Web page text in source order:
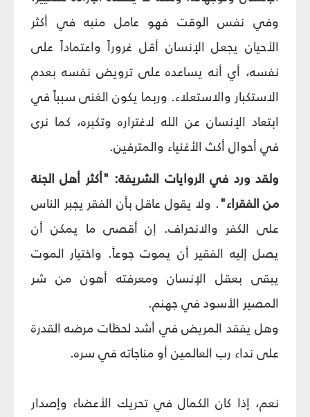
وفي نفس الوقت فهو عامل منبه في أكثر
الأحيان يجعل الإنسان أقل غروراً واعتماداً على
نفسه، أي أنه يساعده على ترويض نفسه بعدم
الاستكبار والاستعلاء. وربما يكون الغنى سبباً في
ابتعاد الإنسان عن الله لاغتراره وتكبره، كما نرى
في أحوال أكث الأغنياء والمترفين.
ولقد ورد في الروايات الشريفة: "أكثر أهل الجنة
من الفقراء". ولا يقول عاقل بأن الفقر يجبر الناس
على الكفر والانحراف. إن أقصى ما يمكن أن
يصل إليه الفقير أن يموت جوعاً. واختيار الموت
يبقى بعقل الإنسان ومعرفته أهون من شر
المصير الأسود في جهنم.
وهل يفقد المريض في أشد لحظات مرضه القدرة
على نداء رب العالمين أو مناجاته في سره.
نعم، إذا كان الكمال في تحريك الأعضاء وإصدار